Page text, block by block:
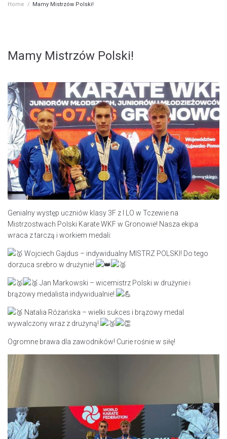
Home / Mamy Mistrzów Polski!
Mamy Mistrzów Polski!
Genialny występ uczniów klasy 3F z I LO w Tczewie na
Mistrzostwach Polski Karate WKF w Gronowie! Nasza ekipa
wraca z tarczą i workiem medali:
Wojciech Gajdus – indywidualny MISTRZ POLSKI! Do tego
dorzuca srebro w drużynie!
Jan Markowski – wicemistrz Polski w drużynie i
brązowy medalista indywidualnie!
Natalia Różańska – wielki sukces i brązowy medal
wywalczony wraz z drużyną!
Ogromne brawa dla zawodników! Curie rośnie w siłę!